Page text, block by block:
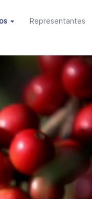
Representantes